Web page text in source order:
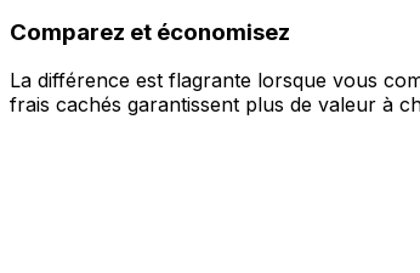
Comparez et économisez
La différence est flagrante lorsque vous
frais cachés garantissent plus de valeur à